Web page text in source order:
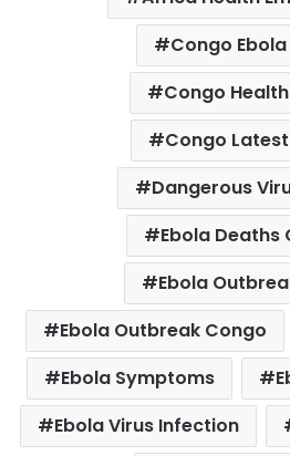
A
p
r
e
s
t
Congo
Congo
Congo
Dangerous
Ebola Deaths
Ebola
Ebola Outbreak Congo
Ebola Symptoms
Ebola Virus Infection